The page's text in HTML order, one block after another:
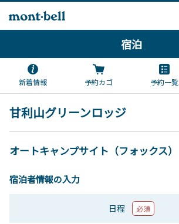
宿泊
新着情報 予約カゴ 予約一覧
甘利山グリーンロッジ
オートキャンプサイト（フォックス）
宿泊者情報の入力
日程 必須